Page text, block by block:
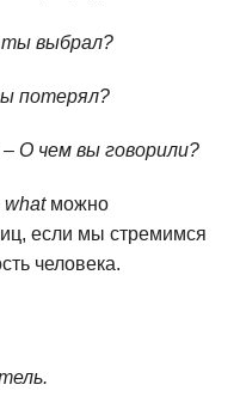
ты выбрал?
потерял?
О чем вы говорили?
whatможно
если мы стремимся
человека.